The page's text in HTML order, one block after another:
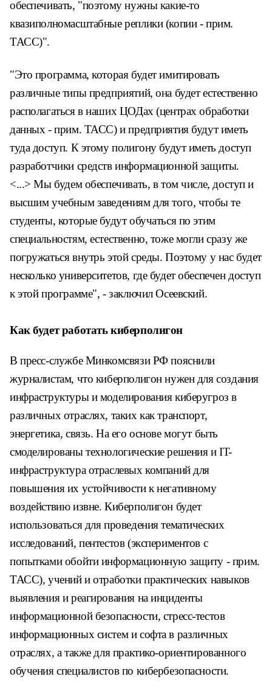
обеспечивать, "поэтому нужны какие-то
квазиполномасштабные реплики (копии - прим.
ТАСС)".
"Это программа, которая будет имитировать
различные типы предприятий, она будет естественно
располагаться в наших ЦОДах (центрах обработки
данных - прим. ТАСС) и предприятия будут иметь
туда доступ. К этому полигону будут иметь доступ
разработчики средств информационной защиты.
<...> Мы будем обеспечивать, в том числе, доступ и
высшим учебным заведениям для того, чтобы те
студенты, которые будут обучаться по этим
специальностям, естественно, тоже могли сразу же
погружаться внутрь этой среды. Поэтому у нас будет
несколько университетов, где будет обеспечен доступ
к этой программе", - заключил Осеевский.
Как будет работать киберполигон
В пресс-службе Минкомсвязи РФ пояснили
журналистам, что киберполигон нужен для создания
инфраструктуры и моделирования киберугроз в
различных отраслях, таких как транспорт,
энергетика, связь. На его основе могут быть
смоделированы технологические решения и IT-
инфраструктура отраслевых компаний для
повышения их устойчивости к негативному
воздействию извне. Киберполигон будет
использоваться для проведения тематических
исследований, пентестов (экспериментов с
попытками обойти информационную защиту - прим.
ТАСС), учений и отработки практических навыков
выявления и реагирования на инциденты
информационной безопасности, стресс-тестов
информационных систем и софта в различных
отраслях, а также для практико-ориентированного
обучения специалистов по кибербезопасности.